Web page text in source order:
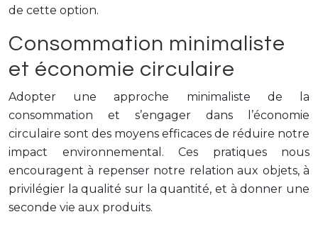
de cette option.
Consommation minimaliste
et économie circulaire
Adopter une approche minimaliste de la
consommation et s’engager dans l’économie
circulaire sont des moyens efficaces de réduire notre
impact environnemental. Ces pratiques nous
encouragent à repenser notre relation aux objets, à
privilégier la qualité sur la quantité, et à donner une
seconde vie aux produits.